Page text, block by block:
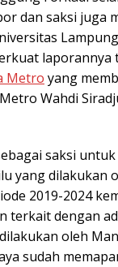
dan saksi juga
laporannya
Metro yang
Wahdi
saksi
yang dilakukan
2019-2024
terkait dengan
oleh
sudah